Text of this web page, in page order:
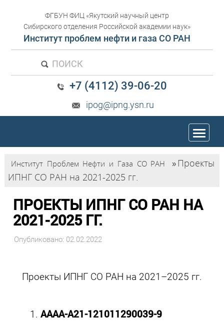
ФГБУН ФИЦ «Якутский научный центр
Сибирского отделения Российской академии наук»
Институт проблем нефти и газа СО РАН
ПОИСК
+7 (4112) 39-06-20
ipog@ipng.ysn.ru
trk
Институт Проблем Нефти и Газа СО РАН »Проекты
ИПНГ СО РАН на 2021-2025 гг.
ПРОЕКТЫ ИПНГ СО РАН НА
2021-2025 ГГ.
Опубликовано: 02.02.2022
Проекты ИПНГ СО РАН на 2021–2025 гг.
АААА-А21-121011290039-9